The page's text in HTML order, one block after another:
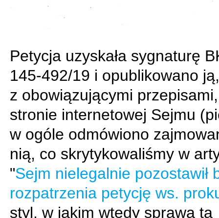
Petycja uzyskała sygnaturę
145-492/19 i opublikowano
z obowiązującymi
stronie internetowej Sejmu
w ogóle odmówiono
nią, co skrytykowaliśmy w
"Sejm nielegalnie pozostawił
rozpatrzenia petycję ws.
styl, w jakim wtedy sprawa ta